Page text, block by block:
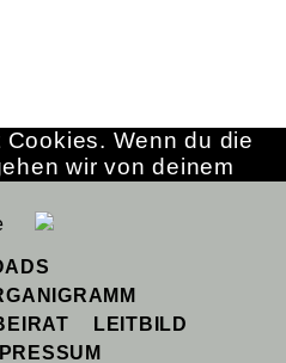
LEITBILD
Wenn du die
wir von deinem